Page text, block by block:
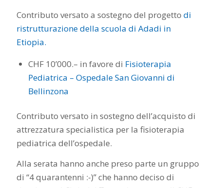
Contributo versato a sostegno del progetto di
ristrutturazione della scuola di Adadi in
Etiopia.
CHF 10’000.– in favore di Fisioterapia
Pediatrica – Ospedale San Giovanni di
Bellinzona
Contributo versato in sostegno dell’acquisto di
attrezzatura specialistica per la fisioterapia
pediatrica dell’ospedale.
Alla serata hanno anche preso parte un gruppo
di “4 quarantenni :-)” che hanno deciso di